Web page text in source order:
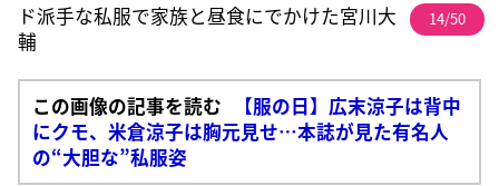
ド派手な私服で家族と昼食にでかけた宮川大
輔
14/50
この画像の記事を読む
【服の日】広末涼子は背中
にクモ、米倉涼子は胸元見せ…本誌が見た有名人
の“大胆な”私服姿